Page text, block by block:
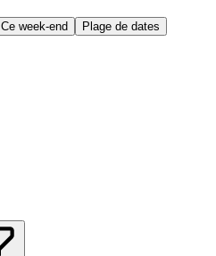
Ce week-end
Plage de dates